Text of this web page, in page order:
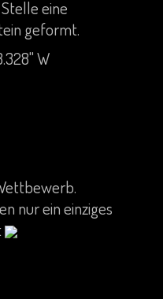
eine
geformt.
W
nur ein einziges